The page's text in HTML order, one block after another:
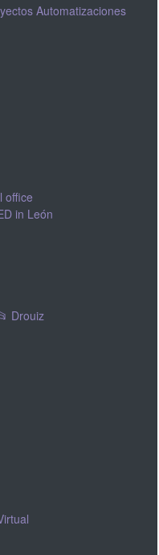
Automatizaciones
office
in León
Drouiz